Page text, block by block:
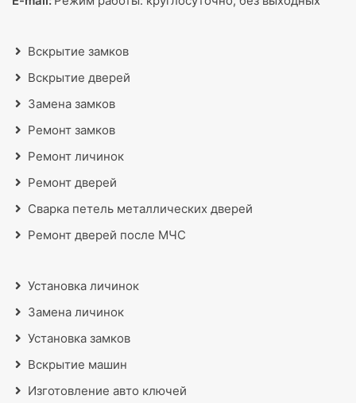
Вскрытие замков
Вскрытие дверей
Замена замков
Ремонт замков
Ремонт личинок
Ремонт дверей
Сварка петель металлических дверей
Ремонт дверей после МЧС
Установка личинок
Замена личинок
Установка замков
Вскрытие машин
Изготовление авто ключей